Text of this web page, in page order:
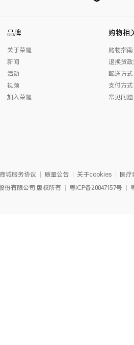
品牌
关于荣耀
新闻
活动
视频
加入荣耀
购物相
购物指南
退换货
配送方式
支付方式
常见问题
城服务协议 质量公告 关于cookies
医疗
份有限公司 版权所有 粤ICP备20047157号